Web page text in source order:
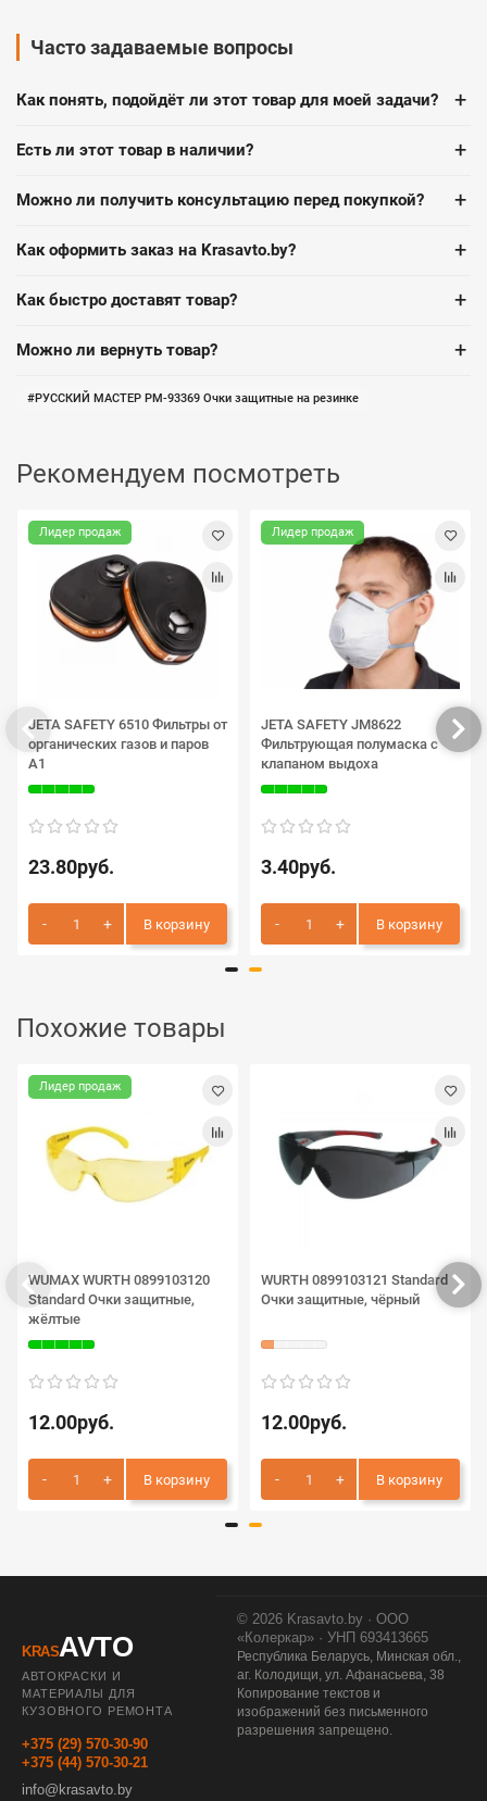
Часто задаваемые вопросы
Как понять, подойдёт ли этот товар для моей задачи? +
Есть ли этот товар в наличии? +
Можно ли получить консультацию перед покупкой? +
Как оформить заказ на Krasavto.by? +
Как быстро доставят товар? +
Можно ли вернуть товар? +
РУССКИЙ МАСТЕР РМ-93369 Очки защитные на резинке
Рекомендуем посмотреть
Лидер продаж
JETA SAFETY 6510 Фильтры от
органических газов и паров
A1
23.80руб.
В корзину
Лидер продаж
JETA SAFETY JM8622
Фильтрующая полумаска с
клапаном выдоха
3.40руб.
В корзину
Похожие товары
Лидер продаж
WUMAX WURTH 0899103120
Standard Очки защитные,
жёлтые
12.00руб.
В корзину
WURTH 0899103121 Standard
Очки защитные, чёрный
12.00руб.
В корзину
KRASAVTO
АВТОКРАСКИ И
МАТЕРИАЛЫ ДЛЯ
КУЗОВНОГО РЕМОНТА
+375 (29) 570-30-90
+375 (44) 570-30-21
info@krasavto.by
© 2026 Krasavto.by · ООО
«Колеркар» · УНП 693413665
Республика Беларусь, Минская обл.,
аг. Колодищи, ул. Афанасьева, 38
Копирование текстов и
изображений без письменного
разрешения запрещено.